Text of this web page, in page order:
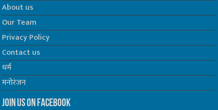
About us
Our Team
Privacy Policy
Contact us
धर्म
मनोरंजन
Join us on Facebook